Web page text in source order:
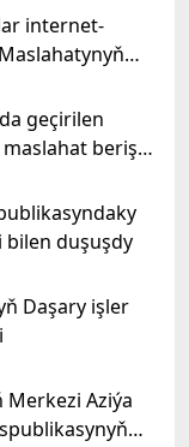
internet-
geçirilen
maslahat beriş
duşuşdy
Daşary işler
Aziýa